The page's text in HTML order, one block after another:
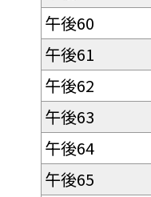
午後60
午後61
午後62
午後63
午後64
午後65